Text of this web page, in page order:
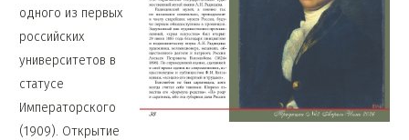
одного из первых
российских
университетов в
статусе
Императорского
(1909). Открытие